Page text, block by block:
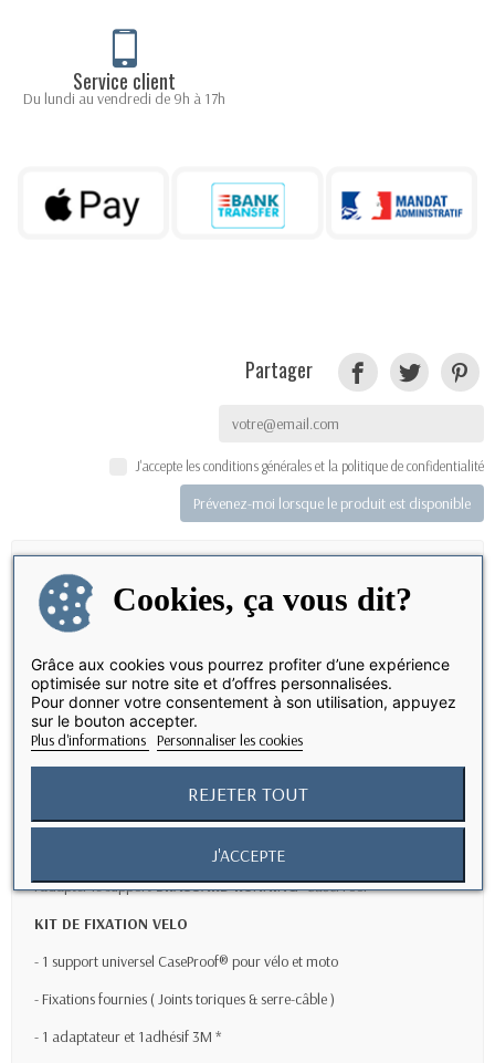
Service client
Du lundi au vendredi de 9h à 17h
Partager
J'accepte les conditions générales et la politique de confidentialité
Prévenez-moi lorsque le produit est disponible
Description
Le support
maintien optimal, même sur routes accidentées. Aussi, le support peut
tourner à 360°, permettant de positionner son smartphone aussi bien
en mode portrait que paysage. Il se déclipse en quelque seconde
grâce au bouton poussoir .
Le supportBIKEs'adapte à tous les smartphones grâce à sa platine de
clipsage rapide. Elle se colle au dos de votre smartphone ( de
protection de votre smartphone )
: Grâce à sa platine de clipsage universelle, vous pourrez
l'adapter le supportBRASSARD RUNNINGCaseProof®
KIT DE FIXATION VELO
- 1 support universel CaseProof® pour vélo et moto
- Fixations fournies ( Joints toriques & serre-câble )
- 1 adaptateur et 1adhésif 3M *
Cookies, ça vous dit?
Grâce aux cookies vous pourrez profiter d’une expérience
optimisée sur notre site et d’offres personnalisées.
Pour donner votre consentement à son utilisation, appuyez
sur le bouton accepter.
Plus d'informations Personnaliser les cookies
REJETER TOUT
J'ACCEPTE